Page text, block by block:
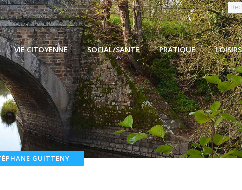
VIE CITOYENNE SOCIAL/SANTE PRATIQUE LOISIRS
GUITTENY